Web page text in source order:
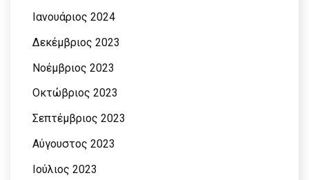
Ιανουάριος 2024
Δεκέμβριος 2023
Νοέμβριος 2023
Οκτώβριος 2023
Σεπτέμβριος 2023
Αύγουστος 2023
Ιούλιος 2023